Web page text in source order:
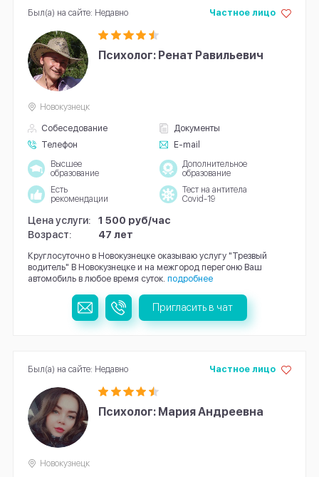
Психолог: Ренат Равильевич
Собеседование
Документы
Телефон
E-mail
Частное лицо
Новокузнецк
Высшее
образование
Дополнительное
образование
Есть
рекомендации
Тест на антитела
Covid-19
Цена услуги:
1 500 руб/час
Возраст:
47 лет
Круглосуточно в Новокузнецке оказываю услугу "Трезвый
водитель" В Новокузнецке и на межгород перегоню Ваш
автомобиль в любое время суток. подробнее
Был(а) на сайте: Недавно
Пригласить в чат
Психолог: Мария Андреевна
Частное лицо
Новокузнецк
Был(а) на сайте: Недавно